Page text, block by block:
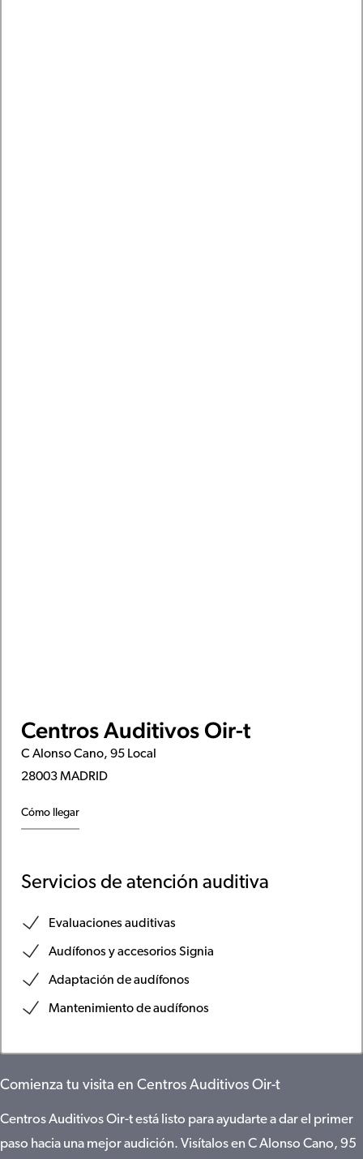
Centros Auditivos Oir-t
C Alonso Cano, 95 Local
28003 MADRID
Cómo llegar
Servicios de atención auditiva
Evaluaciones auditivas
Audífonos y accesorios Signia
Adaptación de audífonos
Mantenimiento de audífonos
Comienza tu visita en Centros Auditivos Oir-t
Centros Auditivos Oir-t está listo para ayudarte a dar el primer
paso hacia una mejor audición. Visítalos en C Alonso Cano, 95